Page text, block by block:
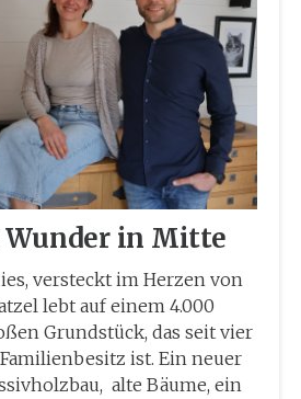
Wunder in Mitte
versteckt im Herzen von
lebt auf einem 4.000
Grundstück, das seit vier
ist. Ein neuer
alte Bäume, ein